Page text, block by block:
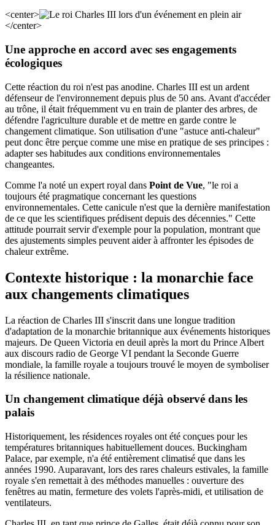
<center>
</center>
Une approche en accord avec ses engagements
écologiques
Cette réaction du roi n'est pas anodine. Charles III est un ardent
défenseur de l'environnement depuis plus de 50 ans. Avant d'accéder
au trône, il était fréquemment vu en train de planter des arbres, de
défendre l'agriculture durable et de mettre en garde contre le
changement climatique. Son utilisation d'une "astuce anti-chaleur"
peut donc être perçue comme une mise en pratique de ses principes :
adapter ses habitudes aux conditions environnementales
changeantes.
Comme l'a noté un expert royal dans Point de Vue, "le roi a
toujours été pragmatique concernant les questions
environnementales. Cette canicule n'est que la dernière manifestation
de ce que les scientifiques prédisent depuis des décennies." Cette
attitude pourrait servir d'exemple pour la population, montrant que
des ajustements simples peuvent aider à affronter les épisodes de
chaleur extrême.
Contexte historique : la monarchie face
aux changements climatiques
La réaction de Charles III s'inscrit dans une longue tradition
d'adaptation de la monarchie britannique aux événements historiques
majeurs. De Queen Victoria en deuil après la mort du Prince Albert
aux discours radio de George VI pendant la Seconde Guerre
mondiale, la famille royale a toujours trouvé le moyen de symboliser
la résilience nationale.
Un changement climatique déjà observé dans les
palais
Historiquement, les résidences royales ont été conçues pour les
températures britanniques habituellement douces. Buckingham
Palace, par exemple, n'a été entièrement climatisé que dans les
années 1990. Auparavant, lors des rares chaleurs estivales, la famille
royale s'en remettait à des méthodes manuelles : ouverture des
fenêtres au matin, fermeture des volets l'après-midi, et utilisation de
ventilateurs.